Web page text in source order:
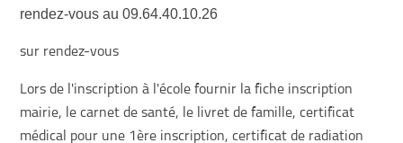
rendez-vous au 09.64.40.10.26
sur rendez-vous
Lors de l'inscription à l'école fournir la fiche inscription
mairie, le carnet de santé, le livret de famille, certificat
médical pour une 1ère inscription, certificat de radiation